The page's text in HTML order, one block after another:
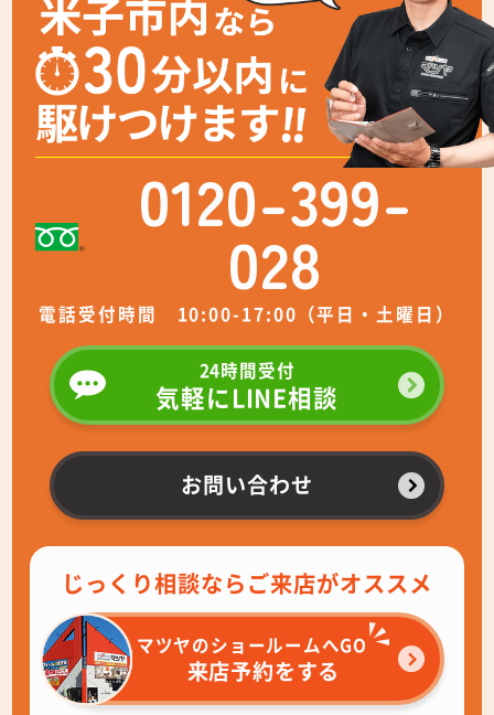
0120-399-
028
電話受付時間 10:00-17:00（平日・土曜日）
24時間受付
気軽にLINE相談
お問い合わせ
じっくり相談ならご来店がオススメ
マツヤのショールームへGO
来店予約をする